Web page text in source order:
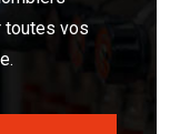
toutes vos